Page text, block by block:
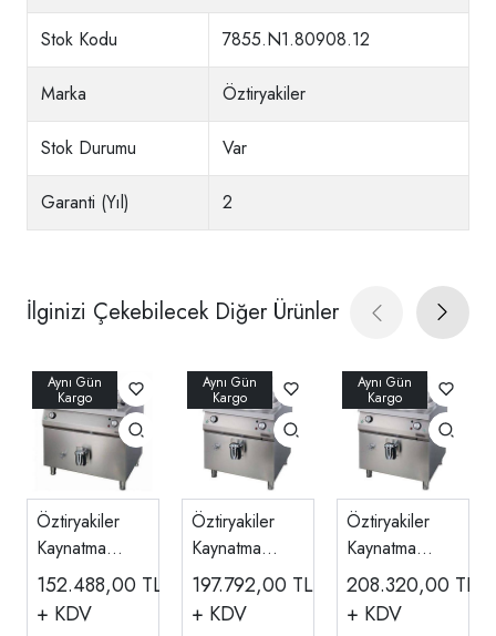
Stok Kodu 7855.N1.80908.12
Marka Öztiryakiler
Stok Durumu Var
Garanti (Yıl) 2
İlginizi Çekebilecek Diğer Ürünler
Öztiryakiler
Kaynatma
Tenceresi
Direkt Gazlı
100 L
152.488,00 TL
+ KDV
Öztiryakiler
Kaynatma
Tenceresi
İndirekt Gazlı
100 L
197.792,00 TL
+ KDV
Öztiryakiler
Kaynatma
Tenceresi
İndirekt Gazlı
150 L
208.320,00 TL
+ KDV